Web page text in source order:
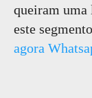
queiram uma
este
agora